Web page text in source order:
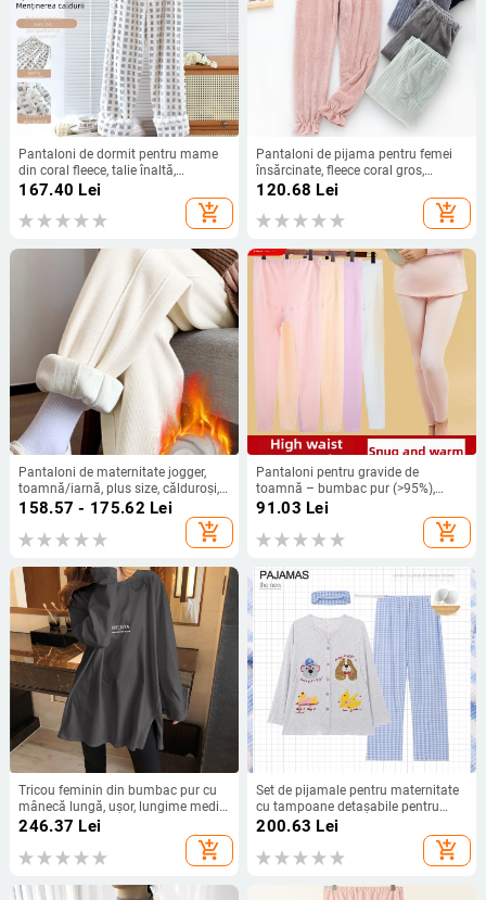
Pantaloni de dormit pentru mame
din coral fleece, talie înaltă,
ajustabili, lungi, pentru iarnă
167.40 Lei
add_shopping_cart
Pantaloni de pijama pentru femei
însărcinate, fleece coral gros,
susținere abdominală, toamnă-
120.68 Lei
add_shopping_cart
Pantaloni de maternitate jogger,
toamnă/iarnă, plus size, călduroși,
susținere a burții, lungime de 3/4, la
158.57 - 175.62 Lei
add_shopping_cart
Pantaloni pentru gravide de
toamnă – bumbac pur (>95%),
grosime medie, susținere
91.03 Lei
add_shopping_cart
Tricou feminin din bumbac pur cu
mânecă lungă, ușor, lungime medie,
croială lejeră, strat de bază pentru
246.37 Lei
add_shopping_cart
Set de pijamale pentru maternitate
cu tampoane detașabile pentru
alăptare – din trei piese, material
modal cu senzație răcoroasă, 90–
95% viscose, decolteu în V
200.63 Lei
add_shopping_cart